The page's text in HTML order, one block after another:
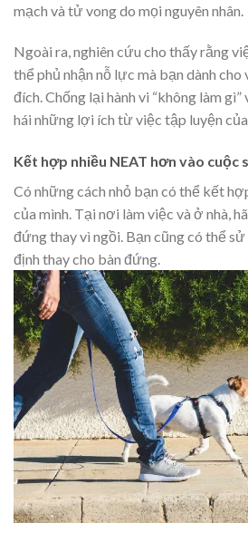
mạch và tử vong do mọi nguyên nhân.
Ngoài ra, nghiên cứu cho thấy rằng
thể phủ nhận nỗ lực mà bạn dành
đích. Chống lại hành vi “không làm
hái những lợi ích từ việc tập luyện
Kết hợp nhiều NEAT hơn vào cuộc
Có những cách nhỏ bạn có thể kết
của mình. Tại nơi làm việc và ở nhà,
đứng thay vì ngồi. Bạn cũng có thể
định thay cho bàn đứng.